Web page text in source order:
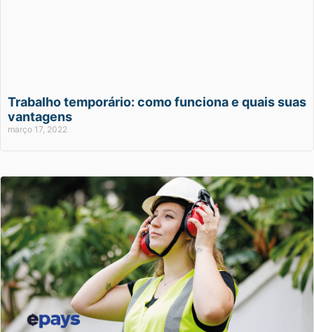
Trabalho temporário: como funciona e quais suas
vantagens
março 17, 2022